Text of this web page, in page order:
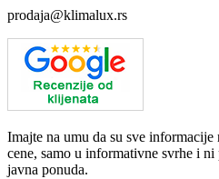
prodaja@klimalux.rs
Imajte na umu da su sve
cene, samo u informativne svrhe i
javna ponuda.